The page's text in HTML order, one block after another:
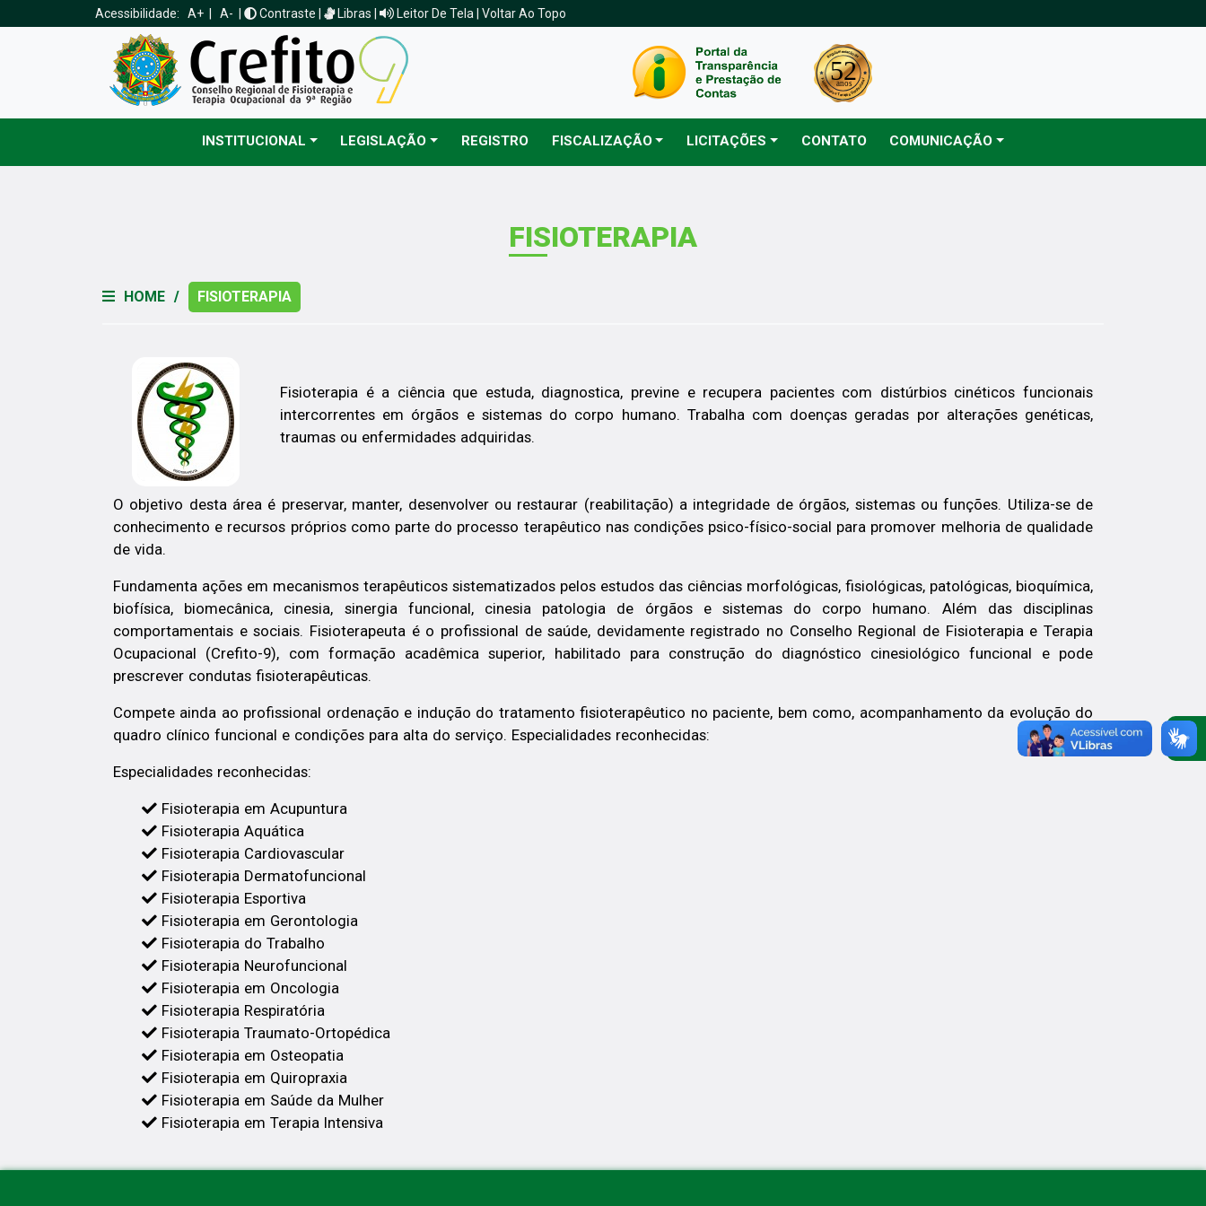
Acessibilidade: A+ A- Contraste Libras Leitor De Tela Voltar Ao Topo
INSTITUCIONAL LEGISLAÇÃO REGISTRO FISCALIZAÇÃO LICITAÇÕES CONTATO COMUNICAÇÃO
FISIOTERAPIA
HOME / FISIOTERAPIA
Fisioterapia é a ciência que estuda, diagnostica, previne e recupera pacientes com distúrbios cinéticos funcionais
intercorrentes em órgãos e sistemas do corpo humano. Trabalha com doenças geradas por alterações genéticas,
traumas ou enfermidades adquiridas.
O objetivo desta área é preservar, manter, desenvolver ou restaurar (reabilitação) a integridade de órgãos, sistemas ou funções. Utiliza-se de
conhecimento e recursos próprios como parte do processo terapêutico nas condições psico-físico-social para promover melhoria de qualidade
de vida.
Fundamenta ações em mecanismos terapêuticos sistematizados pelos estudos das ciências morfológicas, fisiológicas, patológicas, bioquímica,
biofísica, biomecânica, cinesia, sinergia funcional, cinesia patologia de órgãos e sistemas do corpo humano. Além das disciplinas
comportamentais e sociais. Fisioterapeuta é o profissional de saúde, devidamente registrado no Conselho Regional de Fisioterapia e Terapia
Ocupacional (Crefito-9), com formação acadêmica superior, habilitado para construção do diagnóstico cinesiológico funcional e pode
prescrever condutas fisioterapêuticas.
Compete ainda ao profissional ordenação e indução do tratamento fisioterapêutico no paciente, bem como, acompanhamento da evolução do
quadro clínico funcional e condições para alta do serviço. Especialidades reconhecidas:
Especialidades reconhecidas:
Fisioterapia em Acupuntura
Fisioterapia Aquática
Fisioterapia Cardiovascular
Fisioterapia Dermatofuncional
Fisioterapia Esportiva
Fisioterapia em Gerontologia
Fisioterapia do Trabalho
Fisioterapia Neurofuncional
Fisioterapia em Oncologia
Fisioterapia Respiratória
Fisioterapia Traumato-Ortopédica
Fisioterapia em Osteopatia
Fisioterapia em Quiropraxia
Fisioterapia em Saúde da Mulher
Fisioterapia em Terapia Intensiva